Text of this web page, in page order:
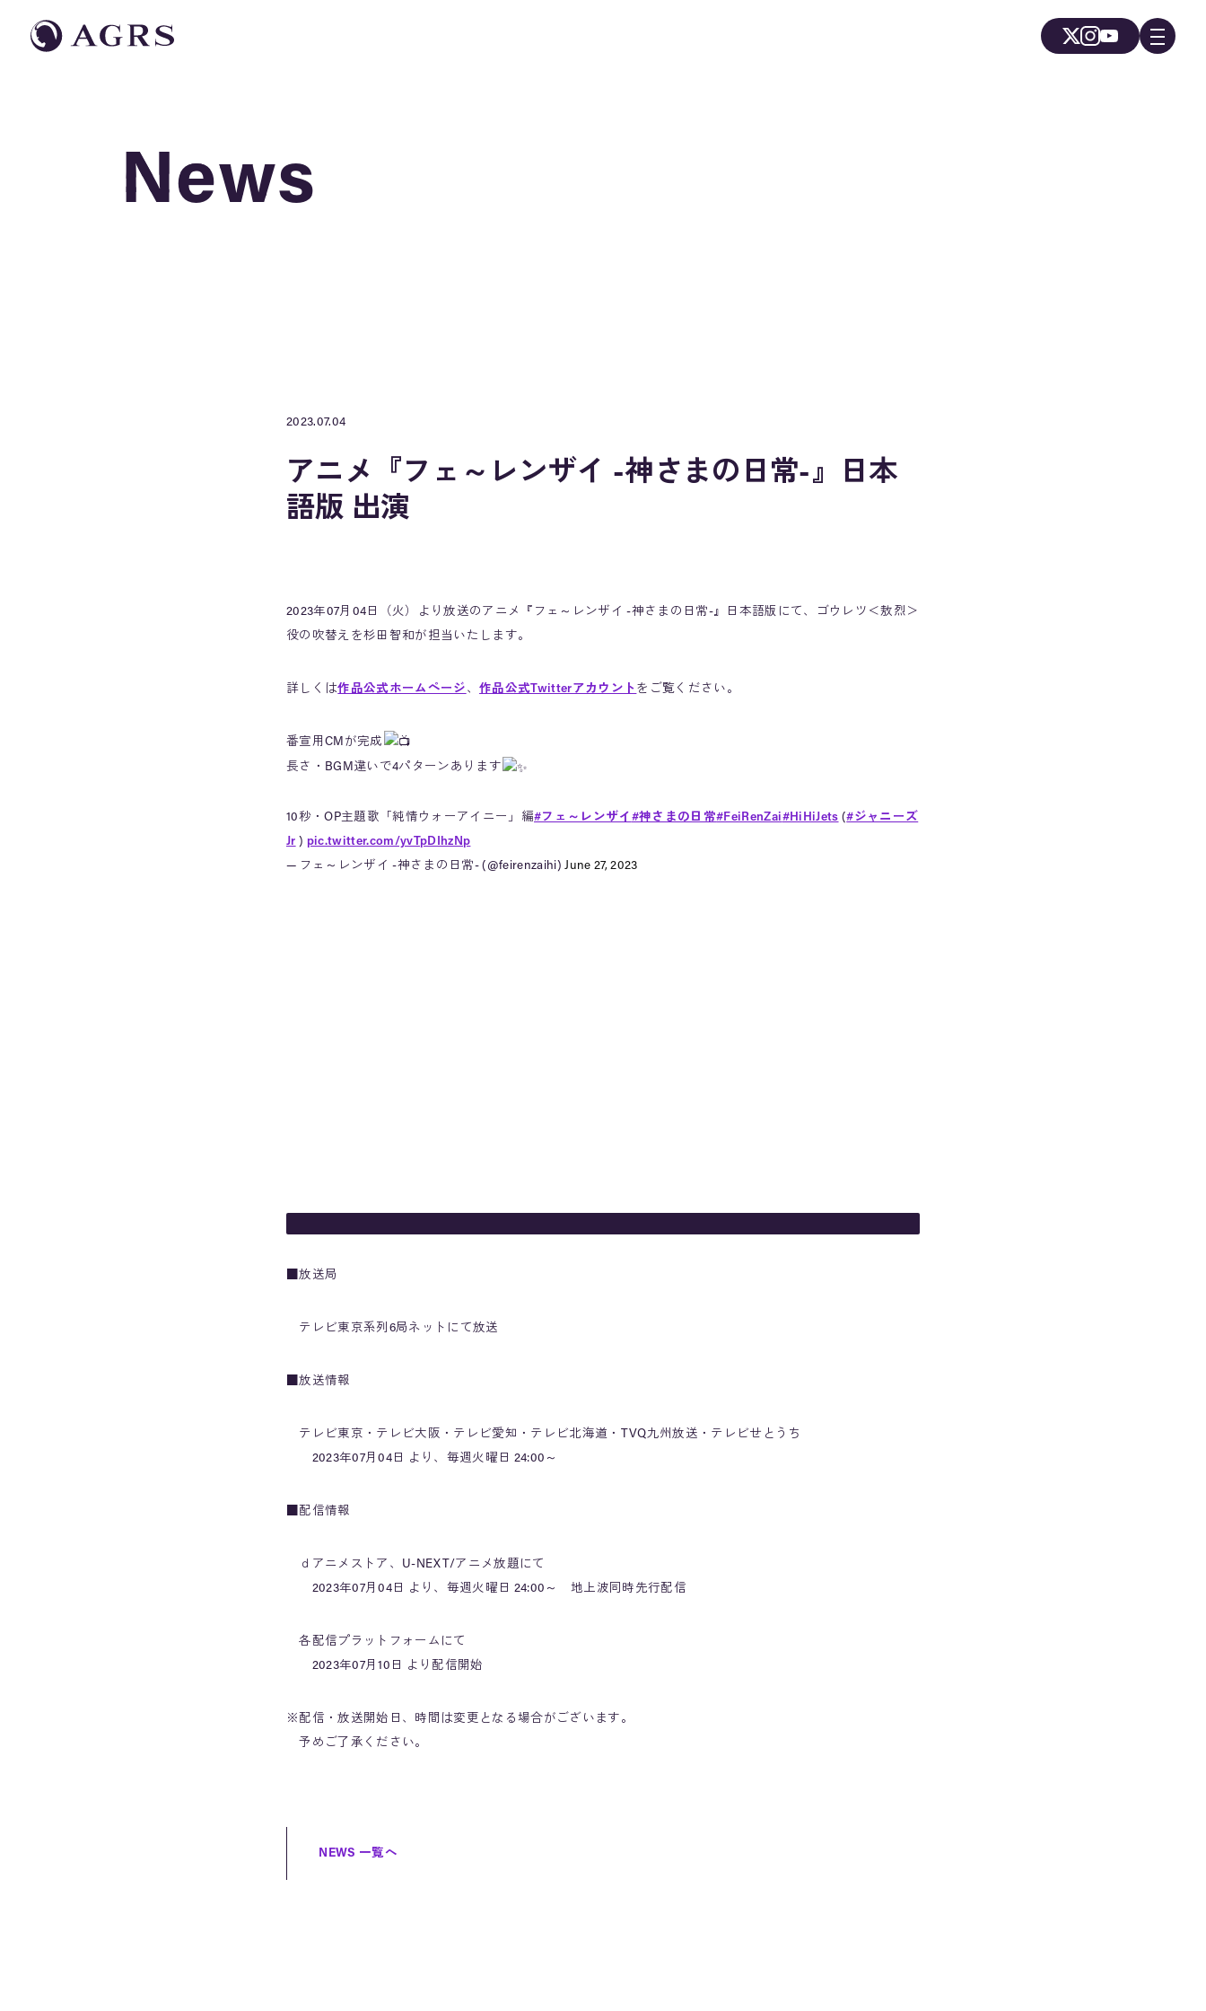
News
News
2023.07.04
アニメ『フェ～レンザイ -神さまの日常-』日本
語版 出演
2023年07月04日（火）より放送のアニメ『フェ～レンザイ -神さまの日常-』日本語版にて、ゴウレツ＜敖烈＞
役の吹替えを杉田智和が担当いたします。
詳しくは作品公式ホームページ 、作品公式Twitterアカウント をご覧ください。
番宣用CMが完成
長さ・BGM違いで4パターンあります
10秒・OP主題歌「純情ウォーアイニー」編#フェ～レンザイ #神さまの日常#FeiRenZai#HiHiJets (#ジャニーズ
Jr ) pic.twitter.com/yvTpDIhzNp
— フェ～レンザイ -神さまの日常- (@feirenzaihi)June 27, 2023
■放送局
テレビ東京系列6局ネットにて放送
■放送情報
テレビ東京・テレビ大阪・テレビ愛知・テレビ北海道・TVQ九州放送・テレビせとうち
2023年07月04日 より、毎週火曜日 24:00～
■配信情報
ｄアニメストア、U-NEXT/アニメ放題にて
2023年07月04日 より、毎週火曜日 24:00～ 地上波同時先行配信
各配信プラットフォームにて
2023年07月10日 より配信開始
※配信・放送開始日、時間は変更となる場合がございます。
予めご了承ください。
NEWS 一覧へ